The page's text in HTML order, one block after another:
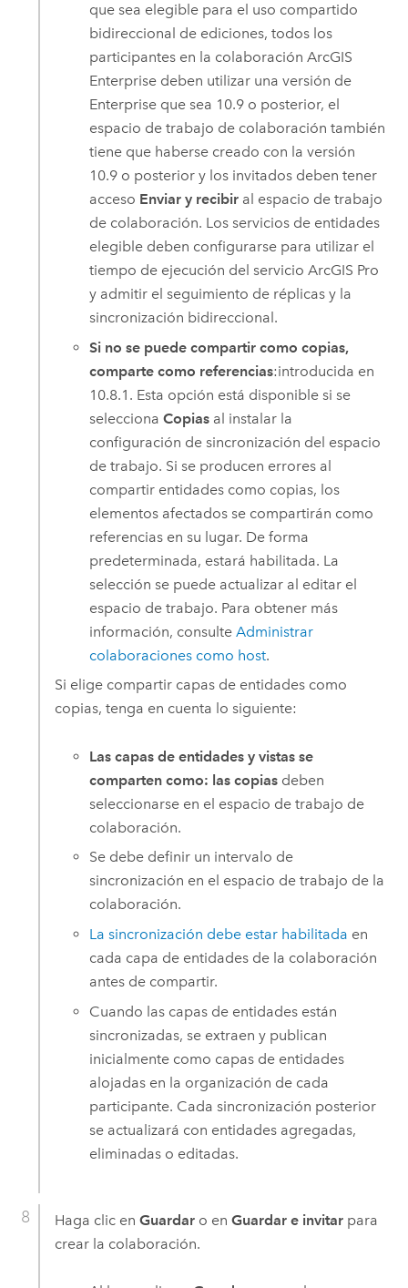
que sea elegible para el uso compartido
bidireccional de ediciones, todos los
participantes en la colaboraciónArcGIS
Enterprise deben utilizar una versión de
Enterprise que sea 10.9 o posterior, el
espacio de trabajo de colaboración también
tiene que haberse creado con la versión
10.9 o posterior y los invitados deben tener
acceso Enviar y recibir al espacio de trabajo
de colaboración. Los servicios de entidades
elegible deben configurarse para utilizar el
tiempo de ejecución del servicioArcGIS Pro
y admitir el seguimiento de réplicas y la
sincronización bidireccional.
Si no se puede compartir como copias,
comparte como referencias:introducida en
10.8.1. Esta opción está disponible si se
seleccionaCopias al instalar la
configuración de sincronización del espacio
de trabajo. Si se producen errores al
compartir entidades como copias, los
elementos afectados se compartirán como
referencias en su lugar. De forma
predeterminada, estará habilitada. La
selección se puede actualizar al editar el
espacio de trabajo. Para obtener más
información, consulteAdministrar
colaboraciones como host.
Si elige compartir capas de entidades como
copias, tenga en cuenta lo siguiente:
Las capas de entidades y vistas se
comparten como: las copias deben
seleccionarse en el espacio de trabajo de
colaboración.
Se debe definir un intervalo de
sincronización en el espacio de trabajo de la
colaboración.
La sincronización debe estar habilitada en
cada capa de entidades de la colaboración
antes de compartir.
Cuando las capas de entidades están
sincronizadas, se extraen y publican
inicialmente como capas de entidades
alojadas en la organización de cada
participante. Cada sincronización posterior
se actualizará con entidades agregadas,
eliminadas o editadas.
Haga clic en Guardaro en Guardar e invitarpara
crear la colaboración.